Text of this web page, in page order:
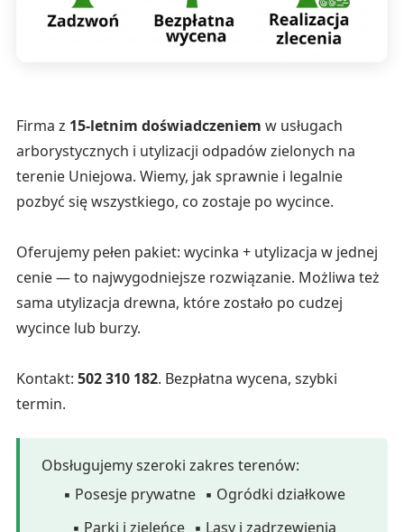
Firma z 15-letnim doświadczeniem w usługach
arborystycznych i utylizacji odpadów zielonych na
terenie Uniejowa. Wiemy, jak sprawnie i legalnie
pozbyć się wszystkiego, co zostaje po wycince.
Oferujemy pełen pakiet: wycinka + utylizacja w jednej
cenie — to najwygodniejsze rozwiązanie. Możliwa też
sama utylizacja drewna, które zostało po cudzej
wycince lub burzy.
Kontakt: 502 310 182. Bezpłatna wycena, szybki
termin.
Obsługujemy szeroki zakres terenów:
▪ Posesje prywatne ▪ Ogródki działkowe
▪ Parki i zieleńce ▪ Lasy i zadrzewienia